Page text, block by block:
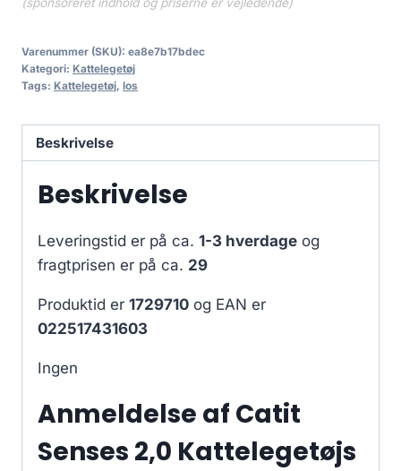
Varenummer (SKU): ea8e7b17bdec
Kategori: Kattelegetøj
Tags: Kattelegetøj, los
Beskrivelse
Beskrivelse
Leveringstid er på ca. 1-3 hverdage og
fragtprisen er på ca. 29
Produktid er 1729710 og EAN er
022517431603
Ingen
Anmeldelse af Catit
Senses 2,0 Kattelegetøjs